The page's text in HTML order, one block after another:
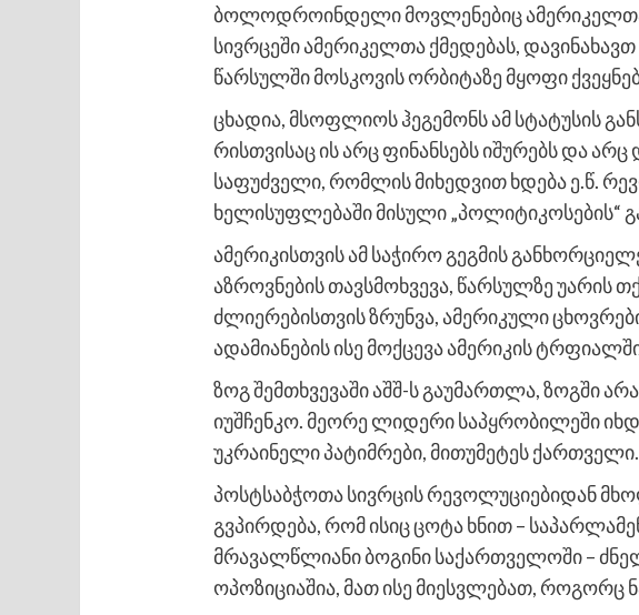
ბოლოდროინდელი მოვლენებიც
სივრცეში ამერიკელთა ქმედებას,
წარსულში მოსკოვის ორბიტაზე მყოფი
ცხადია, მსოფლიოს ჰეგემონს ამ სტატუსის
რისთვისაც ის არც ფინანსებს იშურებს და
საფუძველი, რომლის მიხედვით ხდება ე.წ.
ხელისუფლებაში მისული „პოლიტიკოსების“
ამერიკისთვის ამ საჭირო გეგმის
აზროვნების თავსმოხვევა, წარსულზე უარის
ძლიერებისთვის ზრუნვა, ამერიკული
ადამიანების ისე მოქცევა ამერიკის
ზოგ შემთხვევაში აშშ-ს გაუმართლა, ზოგში
იუშჩენკო. მეორე ლიდერი საპყრობილეში
უკრაინელი პატიმრები, მითუმეტეს ქართველი.
პოსტსაბჭოთა სივრცის რევოლუციებიდან
გვპირდება, რომ ისიც ცოტა ხნით –
მრავალწლიანი ბოგინი საქართველოში –
ოპოზიციაშია, მათ ისე მიესვლებათ, როგორც